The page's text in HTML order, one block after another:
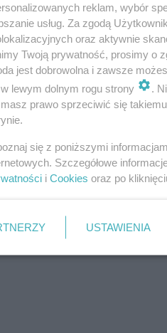
Bedoes Gromee
reklam, wybór
usług. Za zgodą
oraz aktywnie
Twoją prywatność, prosimy o
jest dobrowolna i zawsze
lewym dolnym rogu strony
.
prawo sprzeciwić się
się z poniższymi
Szczegółowe
i Cookies oraz po
USTAWIENIA